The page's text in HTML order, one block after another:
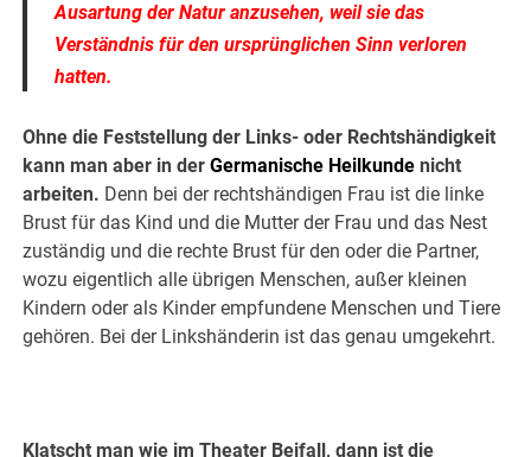
Ausartung der Natur anzusehen, weil sie das
Verständnis für den ursprünglichen Sinn verloren
hatten.
Ohne die Feststellung der Links- oder Rechtshändigkeit
kann man aber in der Germanische Heilkunde nicht
arbeiten. Denn bei der rechtshändigen Frau ist die linke
Brust für das Kind und die Mutter der Frau und das Nest
zuständig und die rechte Brust für den oder die Partner,
wozu eigentlich alle übrigen Menschen, außer kleinen
Kindern oder als Kinder empfundene Menschen und Tiere
gehören. Bei der Linkshänderin ist das genau umgekehrt.
Klatscht man wie im Theater Beifall, dann ist die